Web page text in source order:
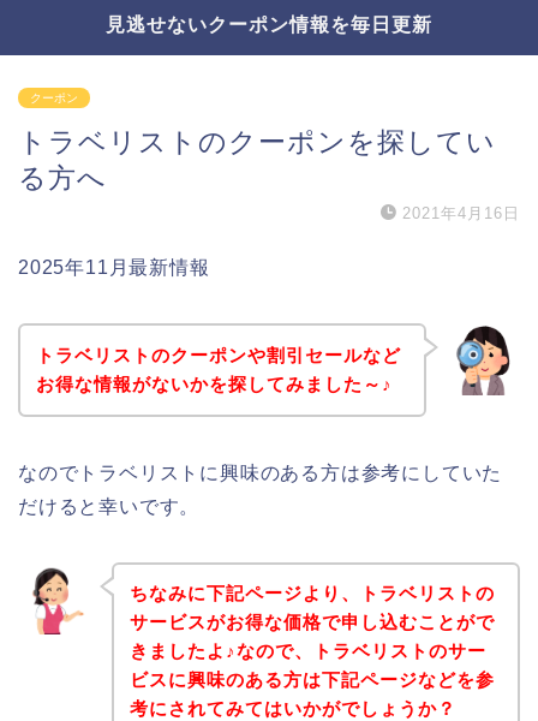
見逃せないクーポン情報を毎日更新
クーポン
トラベリストのクーポンを探してい
る方へ
2021年4月16日
2025年11月最新情報
トラベリストのクーポンや割引セールなど
お得な情報がないかを探してみました～♪
なのでトラベリストに興味のある方は参考にしていた
だけると幸いです。
ちなみに下記ページより、トラベリストの
サービスがお得な価格で申し込むことがで
きましたよ♪なので、トラベリストのサー
ビスに興味のある方は下記ページなどを参
考にされてみてはいかがでしょうか？